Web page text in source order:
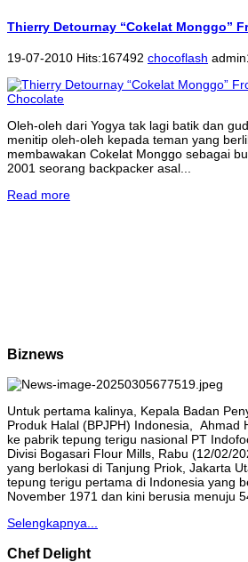
Thierry Detournay “Cokelat Monggo”
19-07-2010 Hits:167492 chocoflash
Oleh-oleh dari Yogya tak lagi batik dan
menitip oleh-oleh kepada teman yang
membawakan Cokelat Monggo sebagai
2001 seorang backpacker asal...
Read more
Biznews
Untuk pertama kalinya, Kepala Badan
Produk Halal (BPJPH) Indonesia, Ahmad
ke pabrik tepung terigu nasional PT
Divisi Bogasari Flour Mills, Rabu (12/02/
yang berlokasi di Tanjung Priok, Jakarta
tepung terigu pertama di Indonesia yang
November 1971 dan kini berusia menuju
Selengkapnya...
Chef Delight